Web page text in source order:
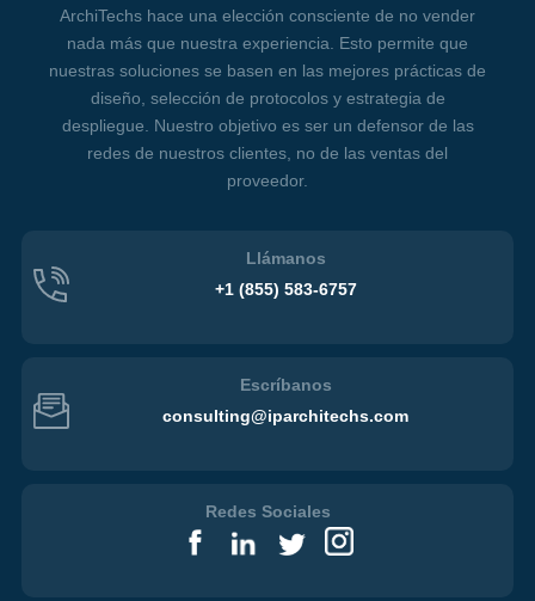
ArchiTechs hace una elección consciente de no vender
nada más que nuestra experiencia. Esto permite que
nuestras soluciones se basen en las mejores prácticas de
diseño, selección de protocolos y estrategia de
despliegue. Nuestro objetivo es ser un defensor de las
redes de nuestros clientes, no de las ventas del
proveedor.
Llámanos
+1 (855) 583-6757
Escríbanos
consulting@iparchitechs.com
Redes Sociales